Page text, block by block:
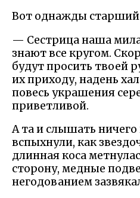
Вот однажды старший
— Сестрица наша
знают все кругом.
будут просить твоей
их приходу, надень
повесь украшения
приветливой.
А та и слышать ничего
вспыхнули, как
длинная коса
сторону, медные
негодованием